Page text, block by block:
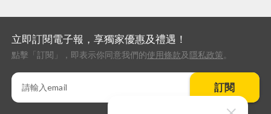
立即訂閱電子報，享獨家優惠及禮遇！
點擊「訂閱」，即表示你同意我們的使用條款及 隱私政策。
訂閱